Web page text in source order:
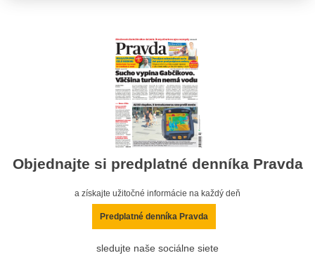
Objednajte si predplatné denníka Pravda
a získajte užitočné informácie na každý deň
Predplatné denníka Pravda
sledujte naše sociálne siete